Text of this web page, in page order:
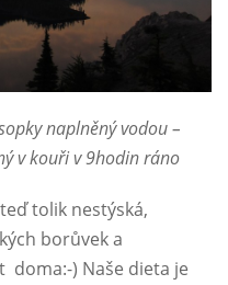
naplněný vodou –
v kouři v 9hodin ráno
tolik nestýská,
borůvek a
doma:-) Naše dieta je